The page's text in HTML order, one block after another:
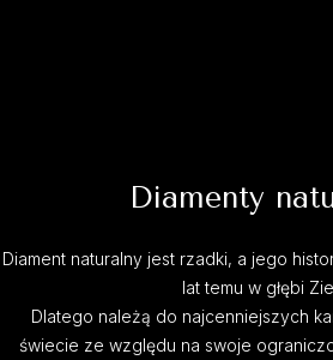
Diamenty
Diament naturalny jest rzadki, a jego
lat temu w głębi
Dlatego należą do najcenniejszych
świecie ze względu na swoje